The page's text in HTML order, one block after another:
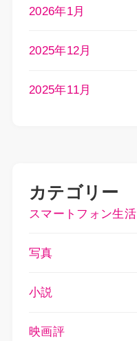
2026年1月
2025年12月
2025年11月
カテゴリー
スマートフォン生活
写真
小説
映画評